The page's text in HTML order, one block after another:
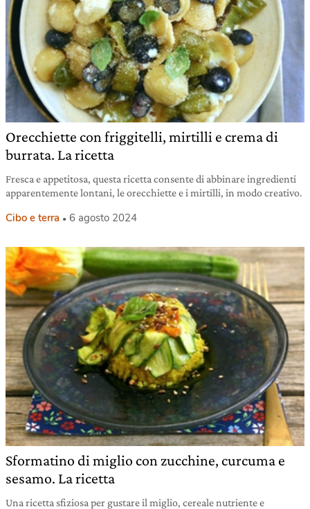
Orecchiette con friggitelli, mirtilli e crema di
burrata. La ricetta
Fresca e appetitosa, questa ricetta consente di abbinare ingredienti
apparentemente lontani, le orecchiette e i mirtilli, in modo creativo.
Cibo e terra 6 agosto 2024
Sformatino di miglio con zucchine, curcuma e
sesamo. La ricetta
Una ricetta sfiziosa per gustare il miglio, cereale nutriente e